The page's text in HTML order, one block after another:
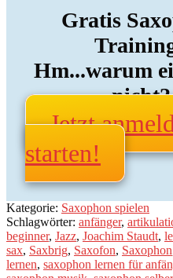
Gratis
Hm...warum
nicht?
Jetzt
starten!
Kategorie: Saxophon spielen
Schlagwörter: anfänger,
beginner, Jazz, Joachim Staudt,
sax, Saxbrig, Saxofon, Saxophon
lernen, saxophon lernen für